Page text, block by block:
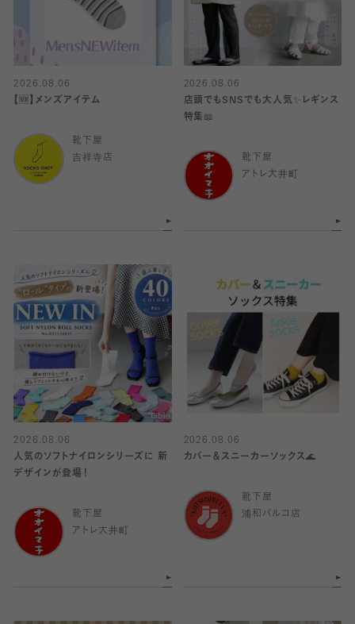
2026.08.06
【🆕】メンズアイテム
靴下屋
吉祥寺店
2026.08.06
店頭でもSNSでも大人気✨レギンス
特集📖
靴下屋
アトレ大井町
2026.08.06
人気のソフトナイロンシリーズに 新
デザインが登場！
靴下屋
アトレ大井町
2026.08.06
カバー＆スニーカーソックス🌊
靴下屋
浦和パルコ店